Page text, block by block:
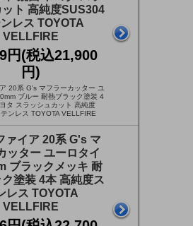
ット 高純度SUS304
レス TOYOTA
VELLFIRE
円(税込21,900
円)
20系 G's マフラーカッター ユ
ブルー 耐熱ブラック塗装 4
タ スラッシュカット 高純度
ンレス TOYOTA VELLFIRE
ァイア 20系 G's マ
ッター ユーロタイ
ブラックメッキ 耐
塗装 4本 高純度ス
レス TOYOTA
VELLFIRE